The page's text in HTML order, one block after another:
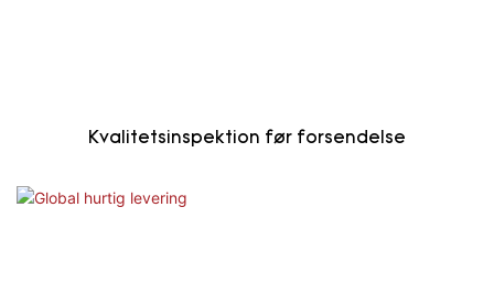
Kvalitetsinspektion før forsendelse